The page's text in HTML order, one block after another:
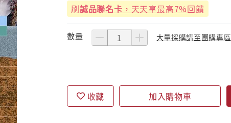
刷誠品聯名卡 ，天天享最高7%回饋
數量 大量採購請至團購專區
收藏 加入購物車